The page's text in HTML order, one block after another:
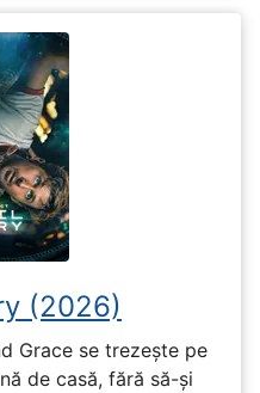
(2026)
Grace se trezește pe
de casă, fără să-și